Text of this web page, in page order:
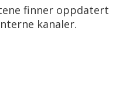
finner oppdatert
kanaler.